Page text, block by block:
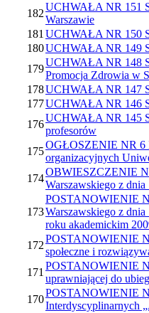
182
UCHWAŁA NR 151
Warszawie
181 UCHWAŁA NR 150
180UCHWAŁA NR 149
179
UCHWAŁA NR 148
Promocja Zdrowia w
178UCHWAŁA NR 147
177UCHWAŁA NR 146
176
UCHWAŁA NR 145
profesorów
175
OGŁOSZENIE NR 6
organizacyjnych
174
OBWIESZCZENIE
Warszawskiego z
173
POSTANOWIENIE
Warszawskiego z
roku akademickim
172
POSTANOWIENIE
społeczne i
171
POSTANOWIENIE
uprawniającej do
170
POSTANOWIENIE
Interdyscyplinarnych